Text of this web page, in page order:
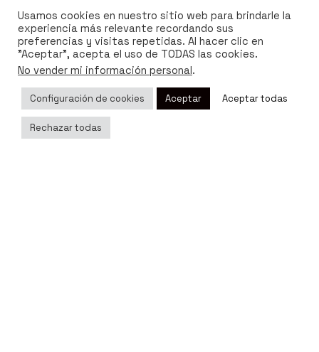
Usamos cookies en nuestro sitio web para brindarle la
experiencia más relevante recordando sus
preferencias y visitas repetidas. Al hacer clic en
"Aceptar", acepta el uso de TODAS las cookies.
No vender mi información personal.
Configuración de cookies Aceptar Aceptar todas
Rechazar todas